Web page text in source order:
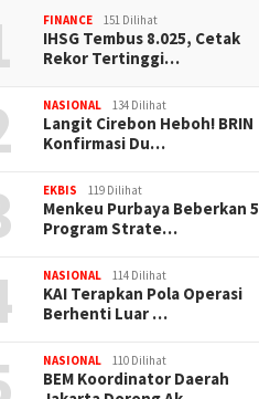
FINANCE 151 Dilihat
IHSG Tembus 8.025, Cetak
Rekor Tertinggi…
NASIONAL 134 Dilihat
Langit Cirebon Heboh! BRIN
Konfirmasi Du…
EKBIS 119 Dilihat
Menkeu Purbaya Beberkan 5
Program Strate…
NASIONAL 114 Dilihat
KAI Terapkan Pola Operasi
Berhenti Luar …
NASIONAL 110 Dilihat
BEM Koordinator Daerah